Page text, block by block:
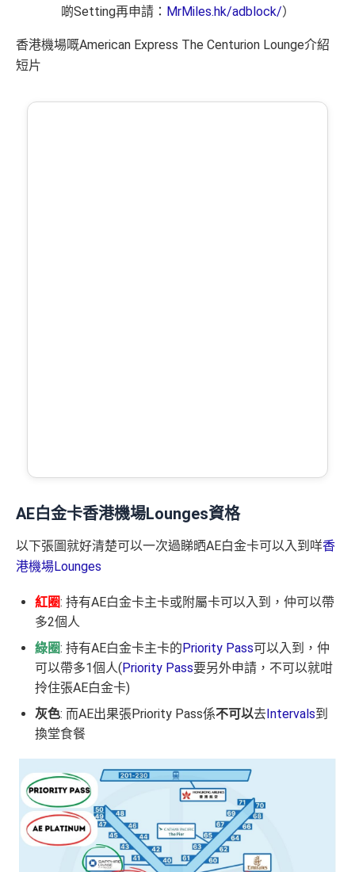
啲Setting再申請： MrMiles.hk/adblock/）
香港機場嘅American Express The Centurion Lounge介紹
短片
AE白金卡香港機場Lounges資格
以下張圖就好清楚可以一次過睇晒AE白金卡可以入到咩香
港機場Lounges
紅圈: 持有AE白金卡主卡或附屬卡可以入到，仲可以帶
多2個人
綠圈: 持有AE白金卡主卡的Priority Pass可以入到，仲
可以帶多1個人(Priority Pass要另外申請，不可以就咁
拎住張AE白金卡)
灰色: 而AE出果張Priority Pass係不可以去Intervals到
換堂食餐